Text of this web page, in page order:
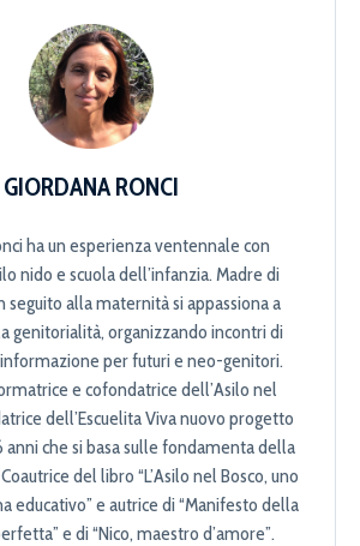
GIORDANA RONCI
ha un esperienza ventennale con
nido e scuola dell’infanzia. Madre di
seguito alla maternità si appassiona a
genitorialità, organizzando incontri di
per futuri e neo-genitori.
e cofondatrice dell’Asilo nel
dell’Escuelita Viva nuovo progetto
che si basa sulle fondamenta della
del libro “L’Asilo nel Bosco, uno
educativo” e autrice di “Manifesto della
e di “Nico, maestro d’amore”.